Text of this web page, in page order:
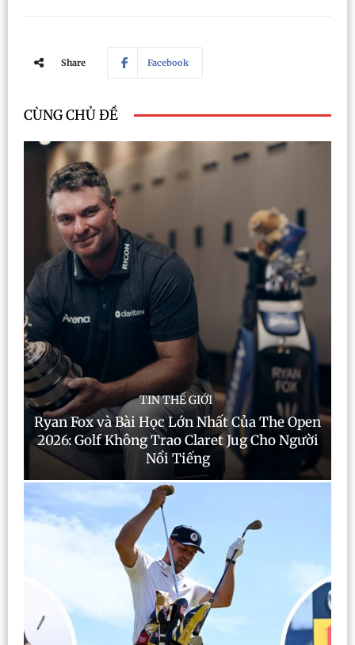
Share Facebook
CÙNG CHỦ ĐỀ
TIN THẾ GIỚI
Ryan Fox và Bài Học Lớn Nhất Của The Open
2026: Golf Không Trao Claret Jug Cho Người
Nổi Tiếng